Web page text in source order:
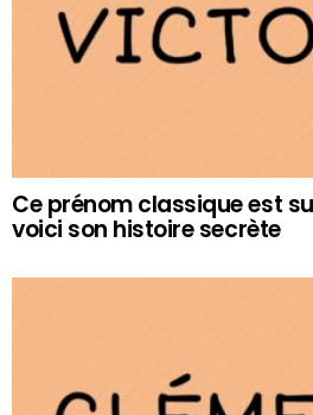
Ce prénom classique est
voici son histoire secrète